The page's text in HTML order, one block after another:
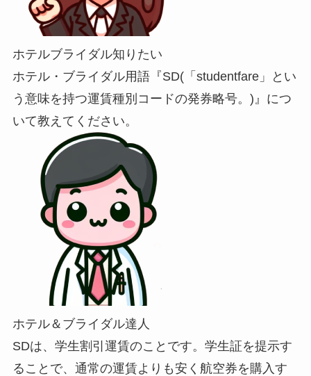
ホテルブライダル知りたい
ホテル・ブライダル用語『SD(「studentfare」とい
う意味を持つ運賃種別コードの発券略号。)』につ
いて教えてください。
ホテル＆ブライダル達人
SDは、学生割引運賃のことです。学生証を提示す
ることで、通常の運賃よりも安く航空券を購入す